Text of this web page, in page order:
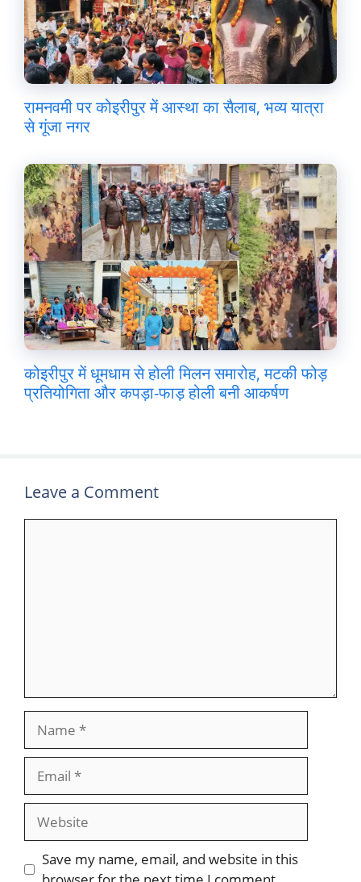
रामनवमी पर कोइरीपुर में आस्था का सैलाब, भव्य यात्रा
से गूंजा नगर
कोइरीपुर में धूमधाम से होली मिलन समारोह, मटकी फोड़
प्रतियोगिता और कपड़ा-फाड़ होली बनी आकर्षण
Leave a Comment
Website
Save my name, email, and website in this